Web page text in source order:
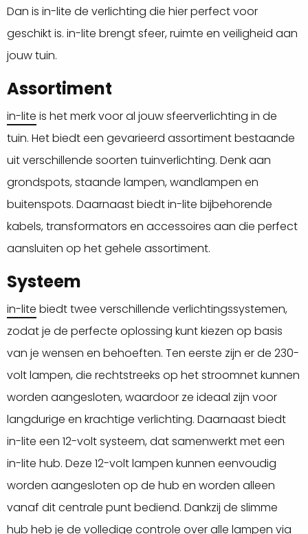
Dan is in-lite de verlichting die hier perfect voor
geschikt is. in-lite brengt sfeer, ruimte en veiligheid aan
jouw tuin.
Assortiment
in-lite is het merk voor al jouw sfeerverlichting in de
tuin. Het biedt een gevarieerd assortiment bestaande
uit verschillende soorten tuinverlichting. Denk aan
grondspots, staande lampen, wandlampen en
buitenspots. Daarnaast biedt in-lite bijbehorende
kabels, transformators en accessoires aan die perfect
aansluiten op het gehele assortiment.
Systeem
in-lite biedt twee verschillende verlichtingssystemen,
zodat je de perfecte oplossing kunt kiezen op basis
van je wensen en behoeften. Ten eerste zijn er de 230-
volt lampen, die rechtstreeks op het stroomnet kunnen
worden aangesloten, waardoor ze ideaal zijn voor
langdurige en krachtige verlichting. Daarnaast biedt
in-lite een 12-volt systeem, dat samenwerkt met een
in-lite hub. Deze 12-volt lampen kunnen eenvoudig
worden aangesloten op de hub en worden alleen
vanaf dit centrale punt bediend. Dankzij de slimme
hub heb je de volledige controle over alle lampen via